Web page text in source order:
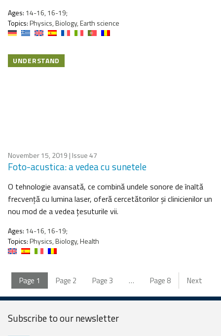
Ages: 14-16, 16-19;
Topics:Physics, Biology, Earth science
UNDERSTAND
November 15, 2019 | Issue 47
Foto-acustica: a vedea cu sunetele
O tehnologie avansată, ce combină undele sonore de înaltă
frecvență cu lumina laser, oferă cercetătorilor și clinicienilor un
nou mod de a vedea țesuturile vii.
Ages: 14-16, 16-19;
Topics:Physics, Biology, Health
Page 1 Page 2 Page3 … Page 8 Next
Subscribe to ournewsletter